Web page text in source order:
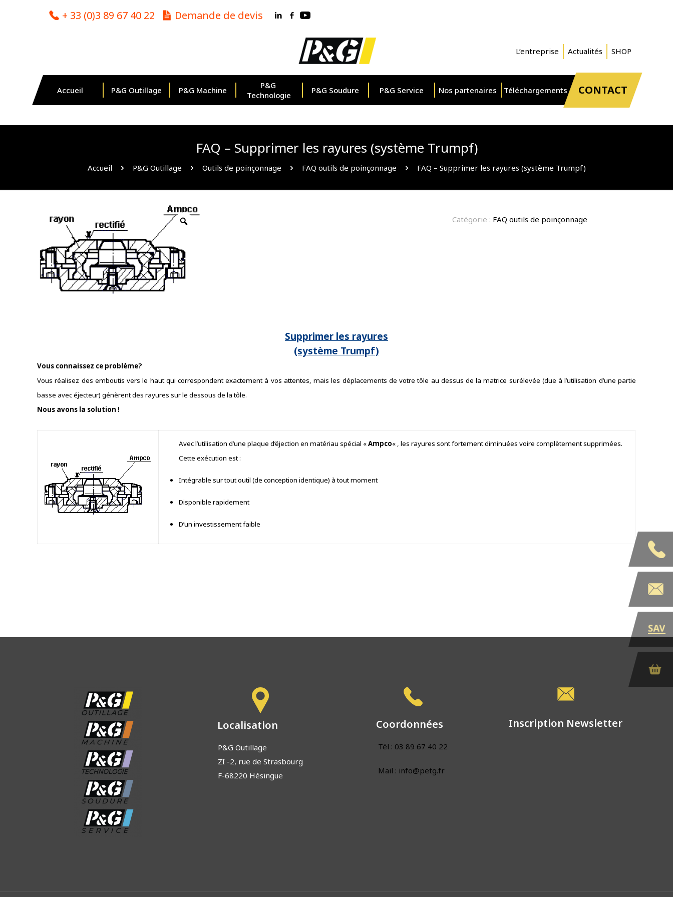
+ 33 (0)3 89 67 40 22 Demande de devis
Accueil P&G Outillage P&G Machine
P&G
Technologie
P&G Soudure P&G Service Nos partenaires Téléchargements CONTACT
L’entreprise Actualités SHOP
FAQ – Supprimer les rayures (système Trumpf)
Accueil P&G Outillage Outils de poinçonnage FAQ outils de poinçonnage FAQ – Supprimer les rayures (système Trumpf)
Catégorie : FAQ outils de poinçonnage
Supprimer les rayures
(système Trumpf)
Vous connaissez ce problème?
Vous réalisez des emboutis vers le haut qui correspondent exactement à vos attentes, mais les déplacements de votre tôle au dessus de la matrice surélevée (due à l’utilisation d’une partie
basse avec éjecteur) génèrent des rayures sur le dessous de la tôle.
Nous avons la solution !
Avec l’utilisation d’une plaque d’éjection en matériau spécial «Ampco« , les rayures sont fortement diminuées voire complètement supprimées.
Cette exécution est :
Intégrable sur tout outil (de conception identique) à tout moment
Disponible rapidement
D’un investissement faible
Localisation
P&G Outillage
ZI -2, rue de Strasbourg
F-68220 Hésingue
Coordonnées
Tél : 03 89 67 40 22
Mail : info@petg.fr
Inscription Newsletter